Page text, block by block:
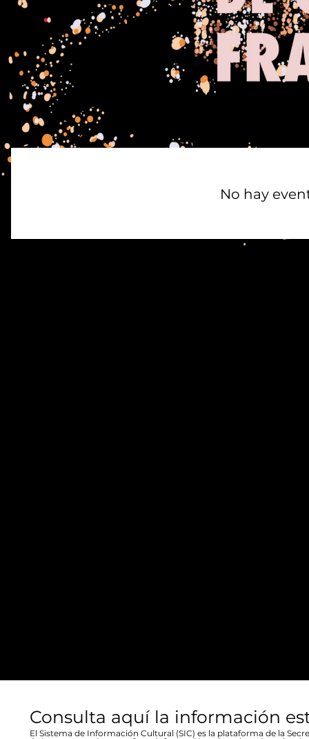
No hay
Consulta aquí la información
El Sistema de Información Cultural (SIC) es la plataforma de la